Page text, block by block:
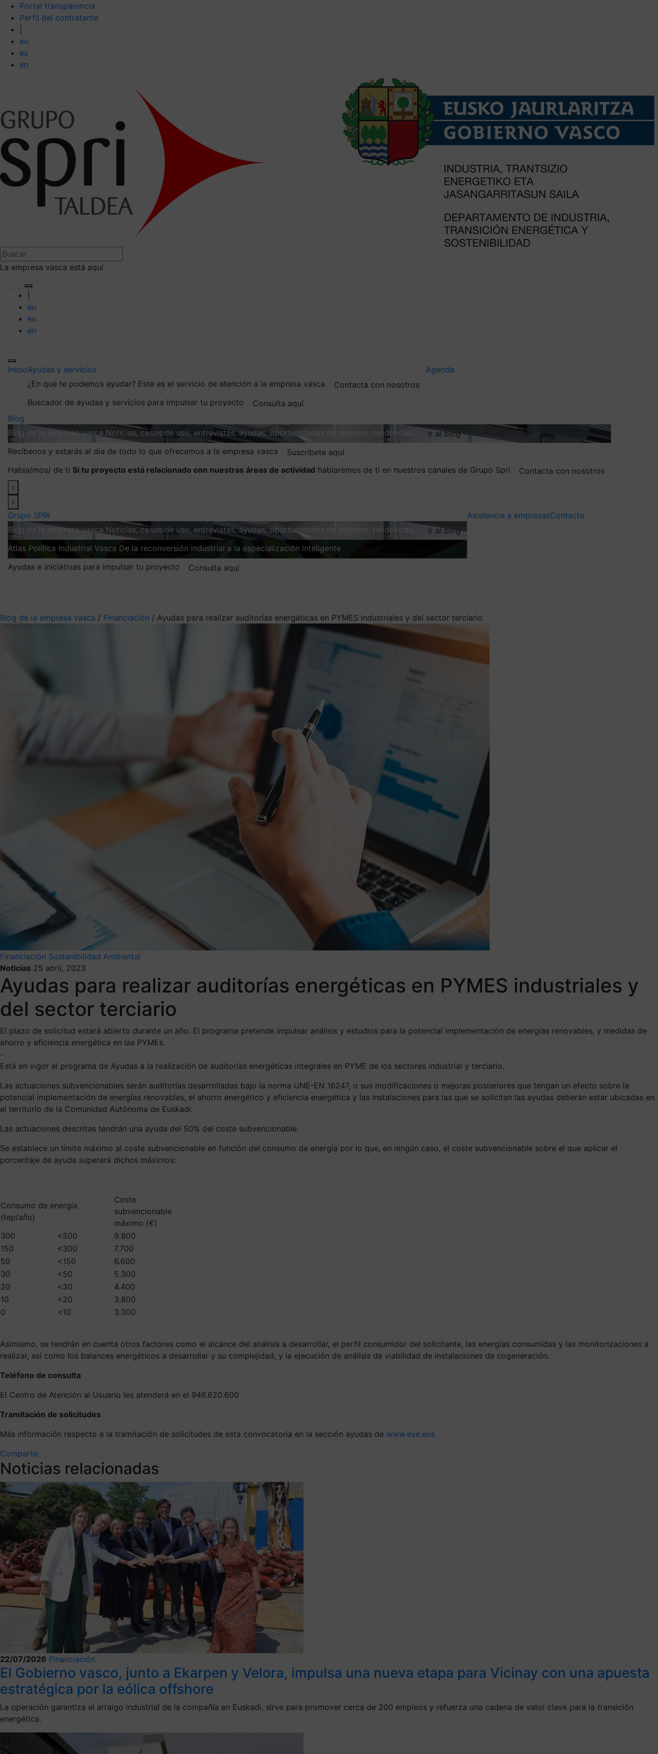
Portal transparencia
Perfil del contratante
eu
es
en
La empresa vasca está aquí
eu
es
en
InicioAyudas y servicios
¿En que te podemos ayudar? Este es el servicio de atención a la empresa vasca
Contacta con nosotros
Buscador de ayudas y servicios para impulsar tu proyecto
Consulta aquí
Agenda
Blog
Blog de la empresa vasca Noticias, casos de uso, entrevistas, ayudas, oportunidades de negocio, tendencias…
Ir al blog
Recíbenos y estarás al día de todo lo que ofrecemos a la empresa vasca
Suscríbete aquí
Habla(mos) de ti Si tu proyecto está relacionado con nuestras áreas de actividad hablaremos de ti en nuestros canales de Grupo Spri
Contacta con nosotros
‹
›
Grupo SPRI
Blog de la empresa vasca Noticias, casos de uso, entrevistas, ayudas, oportunidades de negocio, tendencias…
Ir al blog
Atlas Política Industrial Vasca De la reconversión industrial a la especialización inteligente
Ayudas e iniciativas para impulsar tu proyecto
Consulta aquí
Asistencia a empresasContacto
Blog de la empresa vasca / Financiación / Ayudas para realizar auditorías energéticas en PYMES industriales y del sector terciario
Financiación Sostenibilidad Ambiental
Noticias 25 abril, 2023
Ayudas para realizar auditorías energéticas en PYMES industriales y
del sector terciario
El plazo de solicitud estará abierto durante un año. El programa pretende impulsar análisis y estudios para la potencial implementación de energías renovables, y medidas de
ahorro y eficiencia energética en las PYMEs.
-
Está en vigor el programa de Ayudas a la realización de auditorías energéticas integrales en PYME de los sectores industrial y terciario.
Las actuaciones subvencionables serán auditorías desarrolladas bajo la norma UNE-EN 16247, o sus modificaciones o mejoras posteriores que tengan un efecto sobre la
potencial implementación de energías renovables, el ahorro energético y eficiencia energética y las instalaciones para las que se solicitan las ayudas deberán estar ubicadas en
el territorio de la Comunidad Autónoma de Euskadi.
Las actuaciones descritas tendrán una ayuda del 50% del coste subvencionable.
Se establece un límite máximo al coste subvencionable en función del consumo de energía por lo que, en ningún caso, el coste subvencionable sobre el que aplicar el
porcentaje de ayuda superará dichos máximos:
Consumo de energía
(tep/año)
Coste
subvencionable
máximo (€)
300
<500
9.800
150
<300
7.700
50
<150
6.600
30
<50
5.300
20
<30
4.400
10
<20
3.800
0
<10 3.300
Asimismo, se tendrán en cuenta otros factores como el alcance del análisis a desarrollar, el perfil consumidor del solicitante, las energías consumidas y las monitorizaciones a
realizar, así como los balances energéticos a desarrollar y su complejidad, y la ejecución de análisis de viabilidad de instalaciones de cogeneración.
Teléfono de consulta
El Centro de Atención al Usuario les atenderá en el 946.620.600
Tramitación de solicitudes
Más información respecto a la tramitación de solicitudes de esta convocatoria en la sección ayudas de www.eve.eus
Comparte
Noticias relacionadas
22/07/2026 Financiación
El Gobierno vasco, junto a Ekarpen y Velora, impulsa una nueva etapa para Vicinay con una apuesta
estratégica por la eólica offshore
La operación garantiza el arraigo industrial de la compañía en Euskadi, sirve para promover cerca de 200 empleos y refuerza una cadena de valor clave para la transición
energética.